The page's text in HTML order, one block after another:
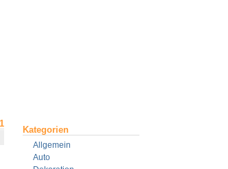
Kategorien
Allgemein
Auto